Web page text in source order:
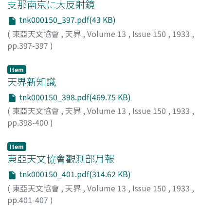
支那南京に大反射鏡
tnk000150_397.pdf(43 KB)
( 東亞天文協會 , 天界 , Volume 13 , Issue 150 , 1933 ,
pp.397-397 )
Item
天界新知識
tnk000150_398.pdf(469.75 KB)
( 東亞天文協會 , 天界 , Volume 13 , Issue 150 , 1933 ,
pp.398-400 )
Item
東亞天文協會觀測部月報
tnk000150_401.pdf(314.62 KB)
( 東亞天文協會 , 天界 , Volume 13 , Issue 150 , 1933 ,
pp.401-407 )